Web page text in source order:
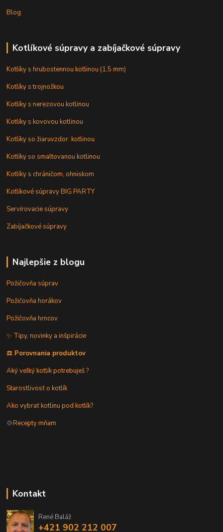
Blog
Kotlíkové súpravy a zabíjačkové súpravy
Kotlíky s hrubostennou kotlinou (1,5 mm)
Kotlíky s trojnožkou
Kotlíky s nerezovou kotlinou
Kotlíky s kovovou kotlinou
Kotlíky so žiaruvzdor. kotlinou
Kotlíky so smaltovanou kotlinou
Kotlíky s chráničom, ohniskom
Kotlíkové súpravy BIG PARTY
Servírovacie súpravy
Zabíjačkové súpravy
Najlepšie z blogu
Požičovňa súprav
Požičovňa horákov
Požičovňa hrncov
✨ Tipy, novinky a inšpirácie
⚖️ Porovnania produktov
Aký veľký kotlík potrebuješ ?
Starostlivosť o kotlík
Ako vybrať kotlinu pod kotlík?
🍲Recepty mňam
Kontakt
René Baláž
+421 902 212 007